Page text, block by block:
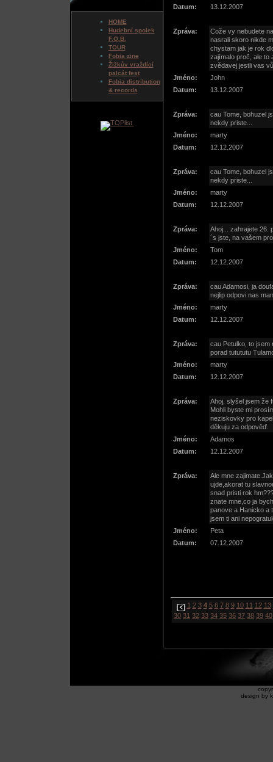
HOME
Hudební spolek
F.O.B.
TOUR
Fobia zine
Žižkův vraždící
palcát fest
Fobia distribution
& records
Datum:
13.12.2007
Zpráva:
Cože vy nebudete
nasrali skoro nikde
chystam jak je rok
zajímalo proč, ale to
zvědavej jestli vas
Jméno:
John
Datum:
13.12.2007
Zpráva:
cau Tome, bohuzel
nekdy priste...
Jméno:
marty
Datum:
12.12.2007
Zpráva:
cau Tome, bohuzel
nekdy priste...
Jméno:
marty
Datum:
12.12.2007
Zpráva:
Ahoj... zahrajete 26.
´s jste, na vašem
Jméno:
Tom
Datum:
12.12.2007
Zpráva:
cau Adamosi, ja
nejlip odpovi nas
Jméno:
marty
Datum:
12.12.2007
Zpráva:
cau Petulko, to jsem
porad tutututu
Jméno:
marty
Datum:
12.12.2007
Zpráva:
Ahoj, slyšel jsem že
Mohli byste mi
neziskovky pro
děkuju za odpověď.
Jméno:
Adamos
Datum:
12.12.2007
Zpráva:
Ale mne
ujde,akorat tu
snad pristi rok
znate mne,co ja
panove a Hanicko a
jsem ti ani
Jméno:
Peta
Datum:
07.12.2007
1 2 3 4 5 6 7 8 9 10 11 12 13
30 31 32 33 34 35 36 37 38 39 40
design by